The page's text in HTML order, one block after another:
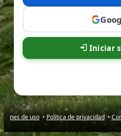
Iniciar
de uso• Política de privacidad•